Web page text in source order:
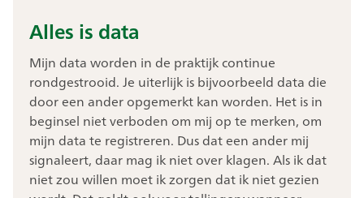
Alles is data
Mijn data worden in de praktijk continue
rondgestrooid. Je uiterlijk is bijvoorbeeld data die
door een ander opgemerkt kan worden. Het is in
beginsel niet verboden om mij op te merken, om
mijn data te registreren. Dus dat een ander mij
signaleert, daar mag ik niet over klagen. Als ik dat
niet zou willen moet ik zorgen dat ik niet gezien